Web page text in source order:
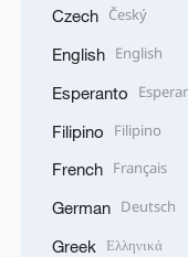
Czech Český
English English
Esperanto
Filipino Filipino
French Français
German Deutsch
Greek Ελληνικά